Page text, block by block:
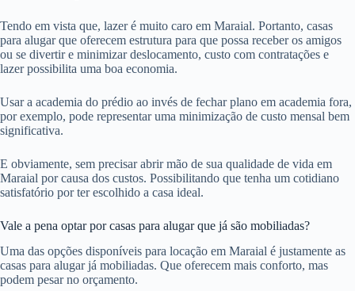
Tendo em vista que, lazer é muito caro em Maraial. Portanto, casas
para alugar que oferecem estrutura para que possa receber os amigos
ou se divertir e minimizar deslocamento, custo com contratações e
lazer possibilita uma boa economia.
Usar a academia do prédio ao invés de fechar plano em academia fora,
por exemplo, pode representar uma minimização de custo mensal bem
significativa.
E obviamente, sem precisar abrir mão de sua qualidade de vida em
Maraial por causa dos custos. Possibilitando que tenha um cotidiano
satisfatório por ter escolhido a casa ideal.
Vale a pena optar por casas para alugar que já são mobiliadas?
Uma das opções disponíveis para locação em Maraial é justamente as
casas para alugar já mobiliadas. Que oferecem mais conforto, mas
podem pesar no orçamento.